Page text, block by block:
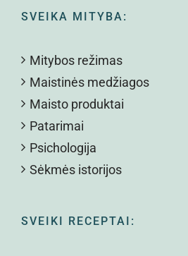
SVEIKA MITYBA:
Mitybos režimas
Maistinės medžiagos
Maisto produktai
Patarimai
Psichologija
Sėkmės istorijos
SVEIKI RECEPTAI: